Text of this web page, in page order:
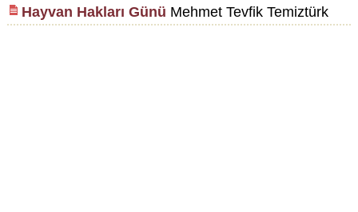
Hayvan Hakları Günü Mehmet Tevfik Temiztürk